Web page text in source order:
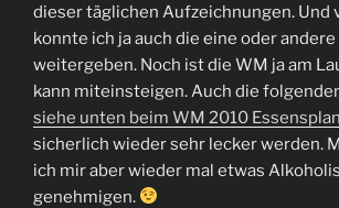
dieser täglichen Aufzeichnungen. Und
konnte ich ja auch die eine oder
weitergeben. Noch ist die WM ja am
kann miteinsteigen. Auch die
siehe unten beim WM 2010 Essensplan
sicherlich wieder sehr lecker werden.
ich mir aber wieder mal etwas
genehmigen.